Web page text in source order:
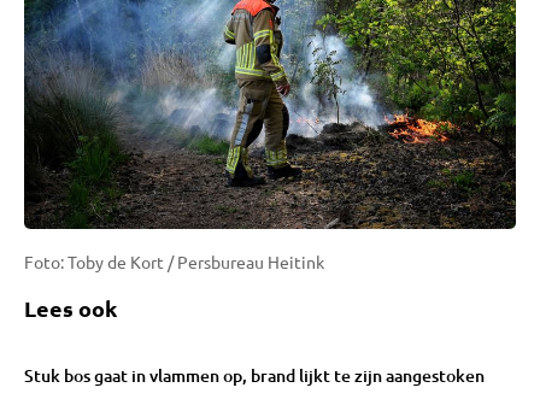
Foto: Toby de Kort / Persbureau Heitink
Lees ook
Stuk bos gaat in vlammen op, brand lijkt te zijn aangestoken